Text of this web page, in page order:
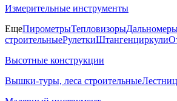
Измерительные инструменты
ЕщеПирометрыТепловизоры
строительныеРулеткиШтангенциркули
Высотные конструкции
Вышки-туры, леса строительные